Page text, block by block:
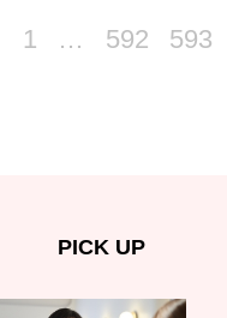
1 … 592 593
PICK UP